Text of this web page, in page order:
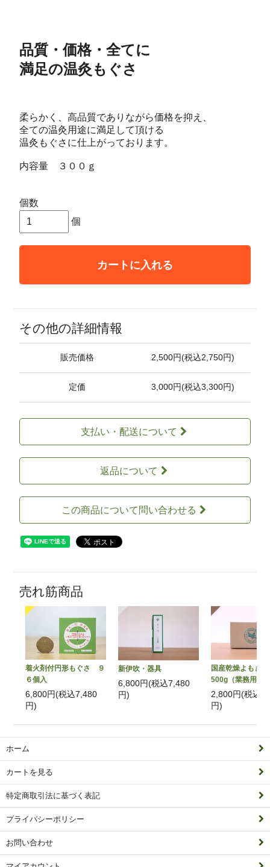
品質・価格・全てに
満足の温灸もぐさ
柔らかく、高品質でありながら価格を抑え、
全ての温灸用途に満足して頂ける
温灸もぐさに仕上がっております。
内容量 ３００ｇ
個数
個
カートに入れる
その他の詳細情報
販売価格 2,500円(税込2,750円)
定価 3,000円(税込3,300円)
支払い・配送について
返品について
この商品について問い合わせる
売れ筋商品
着火剤付円形もぐさ ９
６個入
6,800円(税込7,480
円)
新伊吹・器具
6,800円(税込7,480
円)
国産乾燥よもぎ
500g（業務用）
2,800円(税込
円)
ホーム
カートを見る
特定商取引法に基づく表記
プライバシーポリシー
お問い合わせ